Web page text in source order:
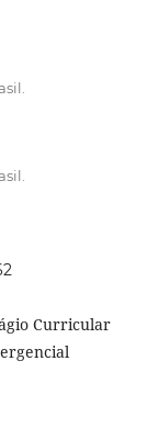
Curricular